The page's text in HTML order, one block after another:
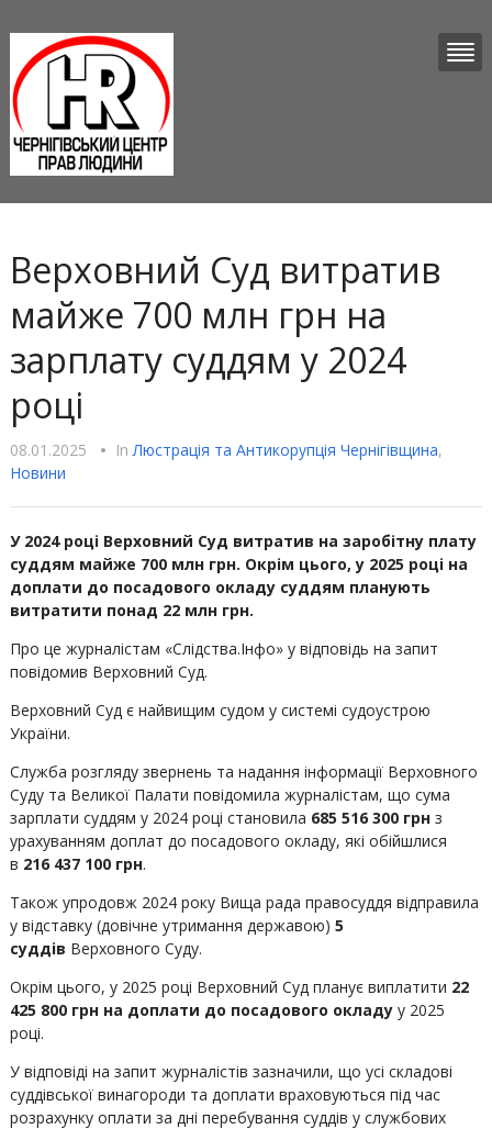
Верховний Суд витратив
майже 700 млн грн на
зарплату суддям у 2024
році
08.01.2025 • InЛюстрацiя та Антикорупцiя Чернігівщина,
Новини
У 2024 році Верховний Суд витратив на заробітну плату
суддям майже 700 млн грн. Окрім цього, у 2025 році на
доплати до посадового окладу суддям планують
витратити понад 22 млн грн.
Про це журналістам «Слідства.Інфо» у відповідь на запит
повідомив Верховний Суд.
Верховний Суд є найвищим судом у системі судоустрою
України.
Служба розгляду звернень та надання інформації Верховного
Суду та Великої Палати повідомила журналістам, що сума
зарплати суддям у 2024 році становила 685 516 300 грн з
урахуванням доплат до посадового окладу, які обійшлися
в 216 437 100 грн.
Також упродовж 2024 року Вища рада правосуддя відправила
у відставку (довічне утримання державою) 5
суддів Верховного Суду.
Окрім цього, у 2025 році Верховний Суд планує виплатити 22
425 800 грнна доплати до посадового окладуу 2025
році.
У відповіді на запит журналістів зазначили, що усі складові
суддівської винагороди та доплати враховуються під час
розрахунку оплати за дні перебування суддів у службових